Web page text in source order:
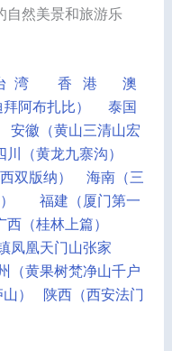
自然美景和旅游乐
湾 香 港
澳
阿布扎比）
泰国
安徽（黄山三清山宏
川（黄龙九寨沟）
双版纳）
海南（三
福建（厦门第一
西（桂林上篇）
凤凰天门山张家
（黄果树梵净山千户
）
陕西（西安法门